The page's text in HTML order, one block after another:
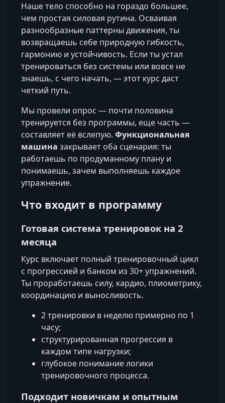
Наше тело способно на гораздо большее,
чем простая силовая рутина. Осваивая
разнообразные паттерны движения, ты
возвращаешь себе природную гибкость,
гармонию и устойчивость. Если ты устал
тренироваться без системы или вовсе не
знаешь, с чего начать, — этот курс даст
четкий путь.
Мы провели опрос — почти половина
тренируется без программы, еще часть —
составляет её вслепую. Функциональная
машина закрывает оба сценария: ты
работаешь по продуманному плану и
понимаешь, зачем выполняешь каждое
упражнение.
Что входит в программу
Готовая система тренировок на 2
месяца
Курс включает полный тренировочный цикл
с прогрессией и банком из 30+ упражнений.
Ты проработаешь силу, кардио, плиометрику,
координацию и выносливость.
2 тренировки в неделю примерно по 1
часу;
структурированная прогрессия в
каждом типе нагрузки;
глубокое понимание логики
тренировочного процесса.
Подходит новичкам и опытным